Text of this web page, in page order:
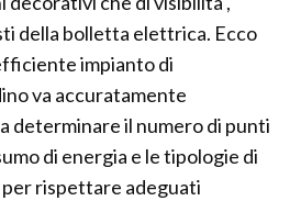
della bolletta elettrica. Ecco
impianto di
va accuratamente
determinare il numero di punti
di energia e le tipologie di
per rispettare adeguati